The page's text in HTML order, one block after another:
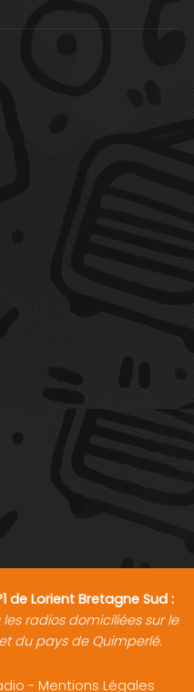
de Lorient Bretagne Sud :
radios domiciliées sur le
du pays de Quimperlé.
- Mentions Légales